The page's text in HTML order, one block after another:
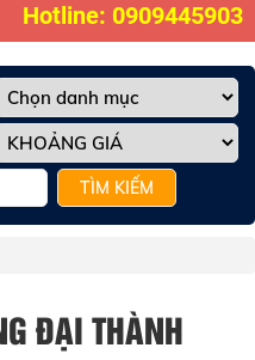
Hotline: 0909445903
TÌM KIẾM
ĐẠI THÀNH